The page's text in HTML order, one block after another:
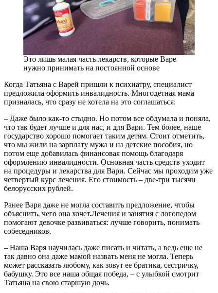
Это лишь малая часть лекарств, которые Варе
нужно принимать на постоянной основе
Когда Татьяна с Варей пришли к психиатру, специалист
предложила оформить инвалидность. Многодетная мама
призналась, что сразу не хотела на это соглашаться:
– Даже было как-то стыдно. Но потом все обдумала и поняла,
что так будет лучше и для нас, и для Вари. Тем более, наше
государство хорошо помогает таким детям. Стоит отметить,
что мы жили на зарплату мужа и на детские пособия, но
потом еще добавилась финансовая помощь благодаря
оформлению инвалидности. Основная часть средств уходит
на процедуры и лекарства для Вари. Сейчас мы проходим уже
четвертый курс лечения. Его стоимость – две-три тысячи
белорусских рублей.
Ранее Варя даже не могла составить предложение, чтобы
объяснить, чего она хочет.Лечения и занятия с логопедом
помогают девочке развиваться: лучше говорить, понимать
собеседников.
– Наша Варя научилась даже писать и читать, а ведь еще не
так давно она даже мамой назвать меня не могла. Теперь
может рассказать любому, как зовут ее братика, сестричку,
бабушку. Это все наша общая победа, – с улыбкой смотрит
Татьяна на свою старшую дочь.